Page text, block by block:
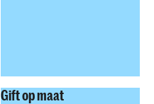
Gift op maat